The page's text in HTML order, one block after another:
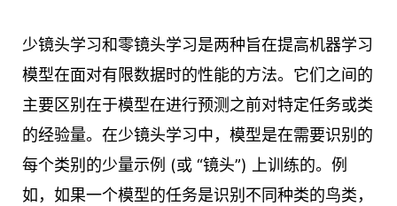
少镜头学习和零镜头学习是两种旨在提高机器学习
模型在面对有限数据时的性能的方法。它们之间的
主要区别在于模型在进行预测之前对特定任务或类
的经验量。在少镜头学习中，模型是在需要识别的
每个类别的少量示例 (或 “镜头”) 上训练的。例
如，如果一个模型的任务是识别不同种类的鸟类，